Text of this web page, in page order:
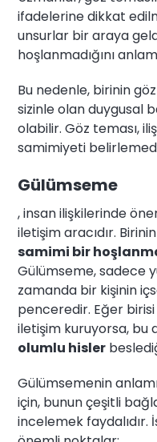
ifadelerine dikkat
unsurlar bir araya
hoşlanmadığını
Bu nedenle, birinin
sizinle olan duygusal
olabilir. Göz teması,
samimiyeti
Gülümseme
, insan ilişkilerinde
iletişim aracıdır.
samimi bir
Gülümseme, sadece
zamanda bir kişinin
penceredir. Eğer birisi
iletişim kuruyorsa, bu
olumlu hisler
Gülümsemenin
için, bunun çeşitli
incelemek faydalıdır.